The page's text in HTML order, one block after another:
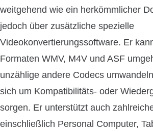
weitgehend wie ein herkömmlicher
jedoch über zusätzliche spezielle
Videokonvertierungssoftware. Er
Formaten WMV, M4V und ASF
unzählige andere Codecs
sich um Kompatibilitäts- oder
sorgen. Er unterstützt auch
einschließlich Personal Computer,